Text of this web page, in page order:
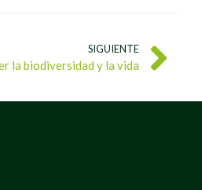
SIGUIENTE
la biodiversidad y la vida